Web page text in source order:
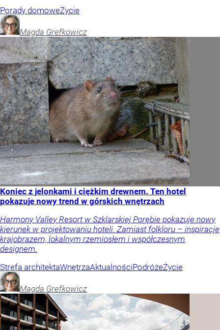
Porady domoweŻycie
Magda Grefkowicz
Koniec z jelonkami i ciężkim drewnem. Ten hotel
pokazuje nowy trend w górskich wnętrzach
Harmony Valley Resort w Szklarskiej Porębie pokazuje nowy
kierunek w projektowaniu hoteli. Zamiast folkloru – inspiracje
krajobrazem, lokalnym rzemiosłem i współczesnym
designem.
Strefa architektaWnętrzaAktualnościPodróżeŻycie
Magda Grefkowicz